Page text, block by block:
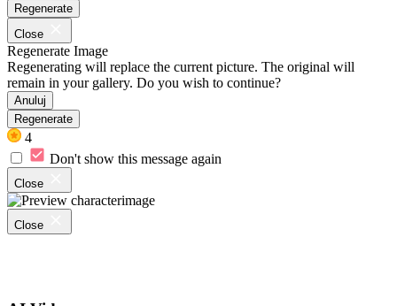
Regenerate
Close
Regenerate Image
Regenerating will replace the current picture. The original will
remain in your gallery. Do you wish to continue?
Anuluj
Regenerate
4
Don't show this message again
Close
Close